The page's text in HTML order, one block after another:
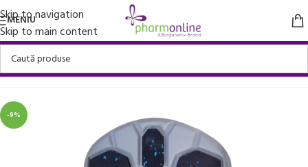
Skip to navigation
Skip to main content
MENIU
Prima pagină/Aparate medicale/Proteze medicale
-9%